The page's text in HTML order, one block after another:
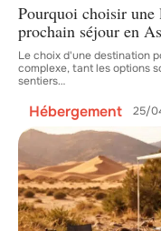
Pourquoi choisir
prochain séjour en
Le choix d'une destination
complexe, tant les options
sentiers…
Hébergement 25/